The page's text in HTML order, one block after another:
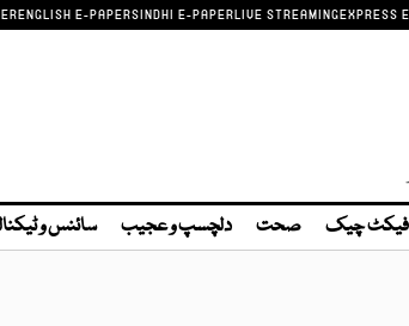
ENGLISH E-PAPERSINDHI E-PAPERLIVE STREAMINGEXPRESS
فیکٹ چیک صحت دلچسپ و عجیب سائنس و